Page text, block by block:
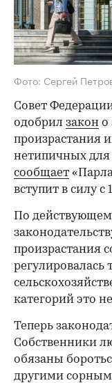
Фото: Сергей
Совет
одобрил закон о
произрастания
нетипичных для
сообщает
вступит в силу с
По
произрастания
регулировалась
категорий это
Теперь
Собственники
обязаны
другими